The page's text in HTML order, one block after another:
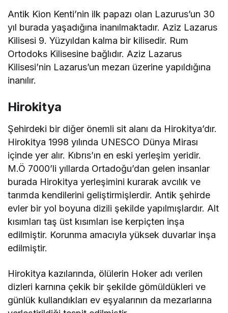
Antik Kion Kenti’nin ilk papazı olan Lazurus’un 30
yıl burada yaşadığına inanılmaktadır. Aziz Lazarus
Kilisesi 9. Yüzyıldan kalma bir kilisedir. Rum
Ortodoks Kilisesine bağlıdır. Aziz Lazarus
Kilisesi’nin Lazarus’un mezarı üzerine yapıldığına
inanılır.
Hirokitya
Şehirdeki bir diğer önemli sit alanı da Hirokitya’dır.
Hirokitya 1998 yılında UNESCO Dünya Mirası
içinde yer alır. Kıbrıs’ın en eski yerleşim yeridir.
M.Ö 7000’li yıllarda Ortadoğu’dan gelen insanlar
burada Hirokitya yerleşimini kurarak avcılık ve
tarımda kendilerini geliştirmişlerdir. Antik şehirde
evler bir yol boyuna dizili şekilde yapılmışlardır. Alt
kısımları taş üst kısımları ise kerpiçten inşa
edilmiştir. Korunma amacıyla yüksek duvarlar inşa
edilmiştir.
Hirokitya kazılarında, ölülerin Hoker adı verilen
dizleri karnına çekik bir şekilde gömüldükleri ve
günlük kullandıkları ev eşyalarının da mezarlarına